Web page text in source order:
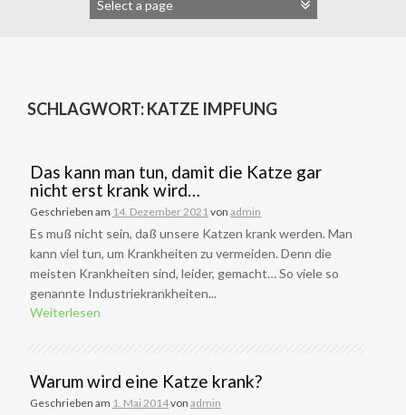
SCHLAGWORT:KATZE IMPFUNG
Das kann man tun, damit die Katze gar
nicht erst krank wird…
Geschrieben am 14. Dezember 2021von admin
Es muß nicht sein, daß unsere Katzen krank werden. Man
kann viel tun, um Krankheiten zu vermeiden. Denn die
meisten Krankheiten sind, leider, gemacht… So viele so
genannte Industriekrankheiten...
Weiterlesen
Warum wird eine Katze krank?
Geschrieben am 1. Mai 2014von admin